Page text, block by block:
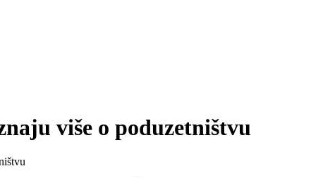
više o poduzetništvu